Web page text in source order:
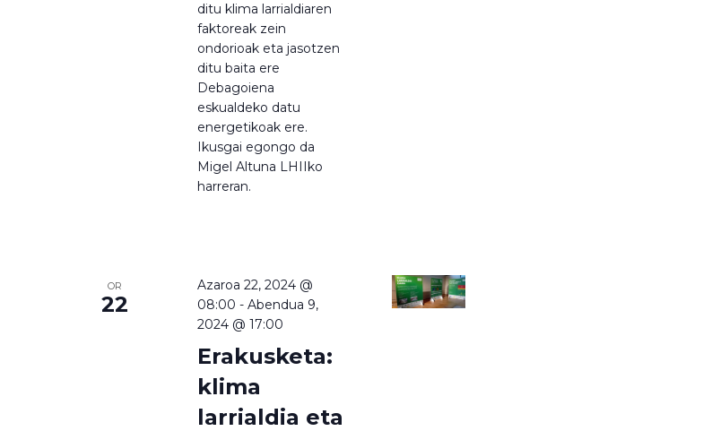
ditu klima larrialdiaren
faktoreak zein
ondorioak eta jasotzen
ditu baita ere
Debagoiena
eskualdeko datu
energetikoak ere.
Ikusgai egongo da
Migel Altuna LHIIko
harreran.
OR
22
Azaroa 22, 2024 @
08:00 - Abendua 9,
2024 @ 17:00
Erakusketa:
klima
larrialdia eta